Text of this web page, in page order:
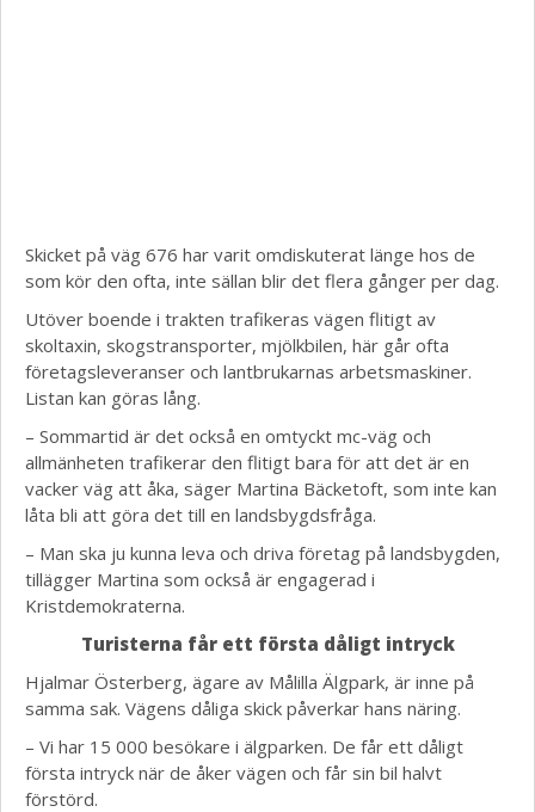
Skicket på väg 676 har varit omdiskuterat länge hos de
som kör den ofta, inte sällan blir det flera gånger per dag.
Utöver boende i trakten trafikeras vägen flitigt av
skoltaxin, skogstransporter, mjölkbilen, här går ofta
företagsleveranser och lantbrukarnas arbetsmaskiner.
Listan kan göras lång.
– Sommartid är det också en omtyckt mc-väg och
allmänheten trafikerar den flitigt bara för att det är en
vacker väg att åka, säger Martina Bäcketoft, som inte kan
låta bli att göra det till en landsbygdsfråga.
– Man ska ju kunna leva och driva företag på landsbygden,
tillägger Martina som också är engagerad i
Kristdemokraterna.
Turisterna får ett första dåligt intryck
Hjalmar Österberg, ägare av Målilla Älgpark, är inne på
samma sak. Vägens dåliga skick påverkar hans näring.
– Vi har 15 000 besökare i älgparken. De får ett dåligt
första intryck när de åker vägen och får sin bil halvt
förstörd.